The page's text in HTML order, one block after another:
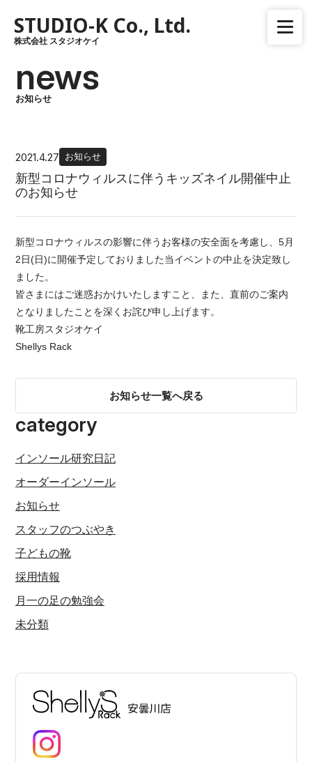
STUDIO-K Co., Ltd.
株式会社 スタジオケイ
TOP PAGE
SHOP LIST
ABOUT US
お約束
会社概要
沿革
NEWS
CONTACT
ONLINE SHOP
news
お知らせ
2021.4.27 お知らせ
新型コロナウィルスに伴うキッズネイル開催中止
のお知らせ
新型コロナウィルスの影響に伴うお客様の安全面を考慮し、5月
2日(日)に開催予定しておりました当イベントの中止を決定致し
ました。
皆さまにはご迷惑おかけいたしますこと、また、直前のご案内
となりましたことを深くお詫び申し上げます。
靴工房スタジオケイ
Shellys Rack
お知らせ一覧へ戻る
category
インソール研究日記
オーダーインソール
お知らせ
スタッフのつぶやき
子どもの靴
採用情報
月一の足の勉強会
未分類